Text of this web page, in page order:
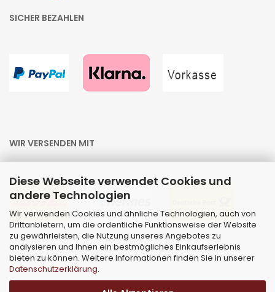
Diese Webseite verwendet Cookies und
andere Technologien
Wir verwenden Cookies und ähnliche Technologien, auch von
Drittanbietern, um die ordentliche Funktionsweise der Website
zu gewährleisten, die Nutzung unseres Angebotes zu
analysieren und Ihnen ein bestmögliches Einkaufserlebnis
bieten zu können. Weitere Informationen finden Sie in unserer
Datenschutzerklärung.
SICHER BEZAHLEN
WIR VERSENDEN MIT